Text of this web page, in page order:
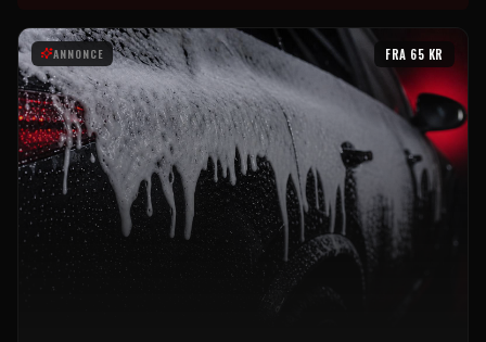
FRA 65 KR
ANNONCE